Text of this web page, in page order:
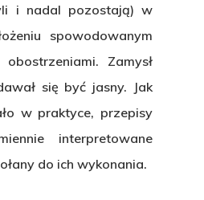
i nadal pozostają) w
spowodowanym
Zamysł
się być jasny. Jak
w praktyce, przepisy
interpretowane
do ich wykonania.